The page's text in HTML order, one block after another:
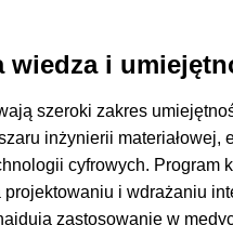
wiedza i
szeroki zakres
inżynierii materiałowej,
cyfrowych. Program
projektowaniu i wdrażaniu
zastosowanie w